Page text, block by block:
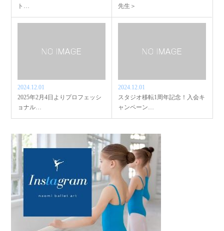
ト…
先生＞
2024.12.01
2025年2月4日よりプロフェッシ
ョナル…
2024.12.01
スタジオ移転1周年記念！入会キ
ャンペーン…